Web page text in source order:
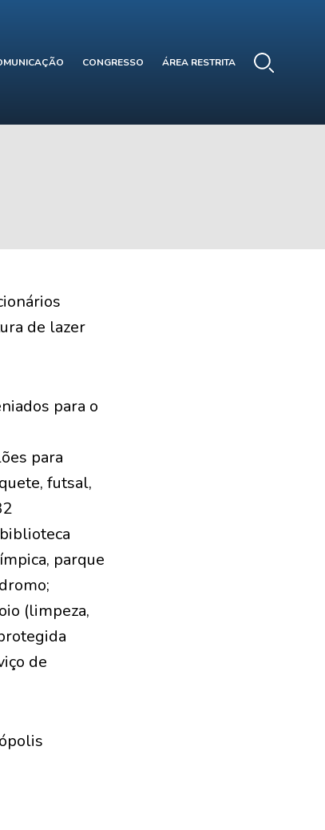
CONGRESSO ÁREA RESTRITA
de lazer
para o
para
futsal,
parque
(limpeza,
de